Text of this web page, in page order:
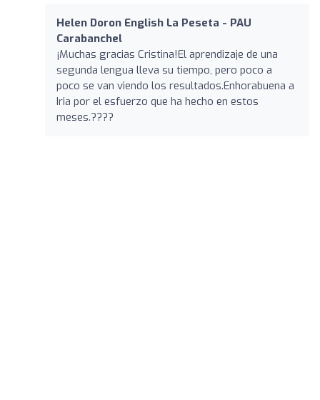
Helen Doron English La Peseta - PAU
Carabanchel
¡Muchas gracias Cristina!El aprendizaje de una
segunda lengua lleva su tiempo, pero poco a
poco se van viendo los resultados.Enhorabuena a
Iria por el esfuerzo que ha hecho en estos
meses.????